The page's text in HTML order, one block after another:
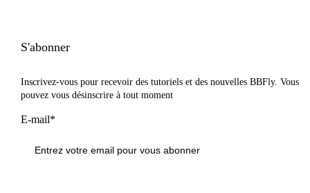
S'abonner
Inscrivez-vous pour recevoir des tutoriels et des nouvelles BBFly. Vous
pouvez vous désinscrire à tout moment
E-mail*